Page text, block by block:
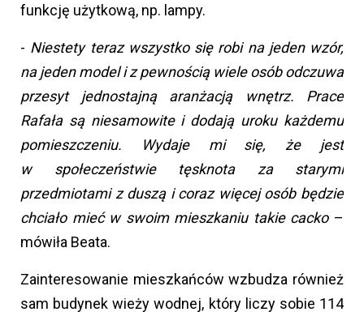
funkcję użytkową, np. lampy.
- Niestety teraz wszystko się robi na jeden wzór,
na jeden model i z pewnością wiele osób odczuwa
przesyt jednostajną aranżacją wnętrz. Prace
Rafała są niesamowite i dodają uroku każdemu
pomieszczeniu. Wydaje mi się, że jest
w społeczeństwie tęsknota za starymi
przedmiotami z duszą i coraz więcej osób będzie
chciało mieć w swoim mieszkaniu takie cacko –
mówiła Beata.
Zainteresowanie mieszkańców wzbudza również
sam budynek wieży wodnej, który liczy sobie 114